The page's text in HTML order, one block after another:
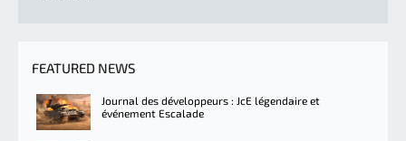
FEATURED NEWS
Journal des développeurs : JcE légendaire et
événement Escalade